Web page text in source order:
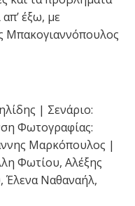
έξω, με
Μπακογιαννόπουλος
| Σενάριο:
Φωτογραφίας:
Μαρκόπουλος |
Φωτίου, Αλέξης
Έλενα Ναθαναήλ,